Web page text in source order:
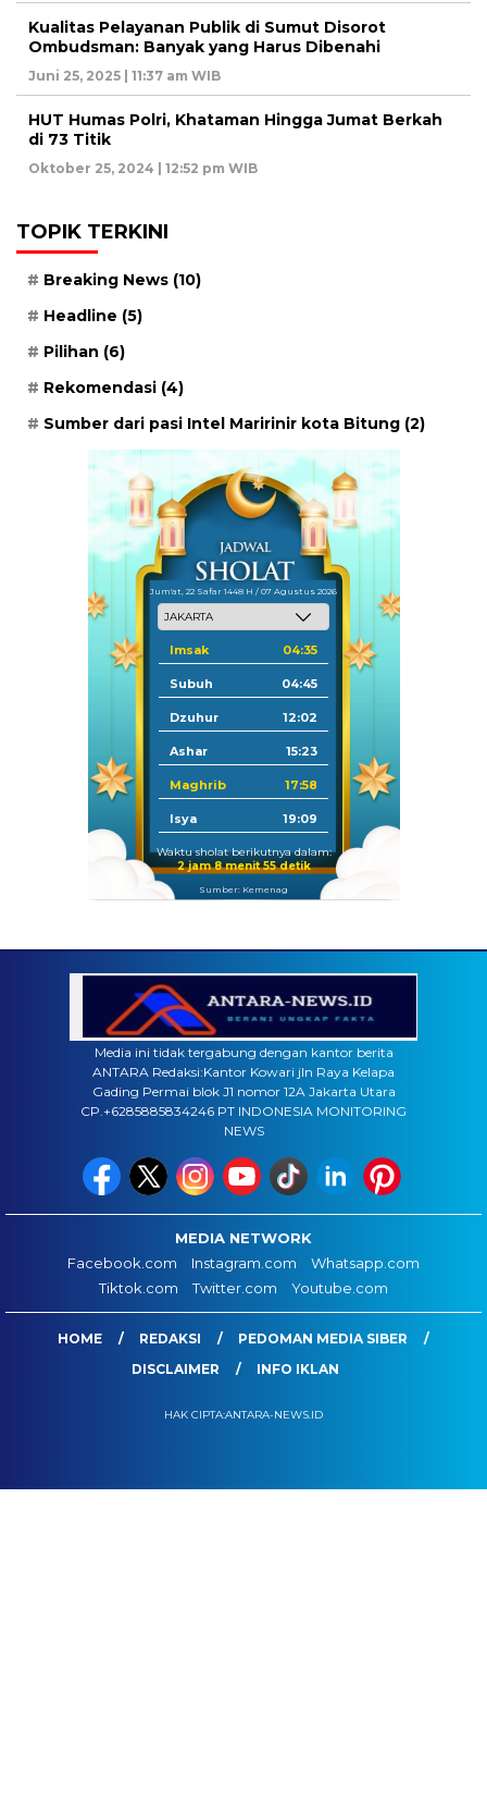
Kualitas Pelayanan Publik di Sumut Disorot
Ombudsman: Banyak yang Harus Dibenahi
Juni 25, 2025 | 11:37 am WIB
HUT Humas Polri, Khataman Hingga Jumat Berkah
di 73 Titik
Oktober 25, 2024 | 12:52 pm WIB
TOPIK TERKINI
Breaking News (10)
Headline (5)
Pilihan (6)
Rekomendasi (4)
Sumber dari pasi Intel Maririnir kota Bitung (2)
Jum'at, 22 Safar 1448 H / 07 Agustus 2026
Imsak 04:35
Subuh 04:45
Dzuhur 12:02
Ashar 15:23
Maghrib 17:58
Isya 19:09
Waktu sholat berikutnya dalam:
2 jam 8 menit 55 detik
Sumber: Kemenag
Media ini tidak tergabung dengan kantor berita
ANTARA Redaksi:Kantor Kowari jln Raya Kelapa
Gading Permai blok J1 nomor 12A Jakarta Utara
CP.+6285885834246 PT INDONESIA MONITORING
NEWS
MEDIA NETWORK
Facebook.com
Instagram.com
Whatsapp.com
Tiktok.com
Twitter.com Youtube.com
HOME REDAKSI
PEDOMAN MEDIA SIBER
DISCLAIMER
INFO IKLAN
HAK CIPTA:ANTARA-NEWS.ID